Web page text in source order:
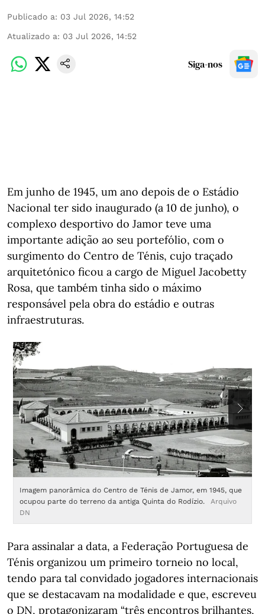
Publicado a: 03 Jul 2026, 14:52
Atualizado a: 03 Jul 2026, 14:52
Siga-nos
Em junho de 1945, um ano depois de o Estádio
Nacional ter sido inaugurado (a 10 de junho), o
complexo desportivo do Jamor teve uma
importante adição ao seu portefólio, com o
surgimento do Centro de Ténis, cujo traçado
arquitetónico ficou a cargo de Miguel Jacobetty
Rosa, que também tinha sido o máximo
responsável pela obra do estádio e outras
infraestruturas.
Imagem panorâmica do Centro de Ténis de Jamor, em 1945, que
ocupou parte do terreno da antiga Quinta do Rodízio.
Arquivo
DN
Para assinalar a data, a Federação Portuguesa de
Ténis organizou um primeiro torneio no local,
tendo para tal convidado jogadores internacionais
que se destacavam na modalidade e que, escreveu
o DN, protagonizaram “três encontros brilhantes,